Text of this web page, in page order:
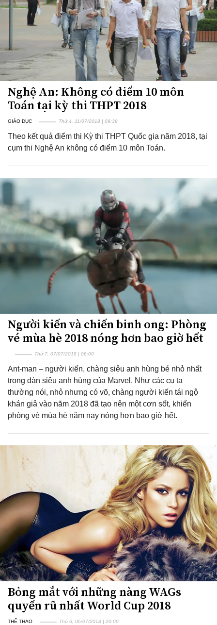
Nghệ An: Không có điểm 10 môn
Toán tại kỳ thi THPT 2018
GIÁO DỤC Thứ 4, 11/07/2018 | 09:39
Theo kết quả điểm thi Kỳ thi THPT Quốc gia năm 2018, tại
cụm thi Nghệ An không có điểm 10 môn Toán.
Người kiến và chiến binh ong: Phòng
vé mùa hè 2018 nóng hơn bao giờ hết
Thứ 7, 07/07/2018 | 06:00
Ant-man – người kiến, chàng siêu anh hùng bé nhỏ nhất
trong dàn siêu anh hùng của Marvel. Như các cụ ta
thường nói, nhỏ nhưng có võ, chàng người kiến tái ngộ
khán giả vào năm 2018 đã tạo nên một cơn sốt, khiến
phòng vé mùa hè năm nay nóng hơn bao giờ hết.
Bỏng mắt với những nàng WAGs
quyến rũ nhất World Cup 2018
THỂ THAO Thứ 6, 06/07/2018 | 20:00